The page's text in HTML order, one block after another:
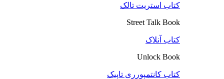
کتاب استریت تالک
Street Talk Book
کتاب آنلاک
Unlock Book
کتاب کانتمپورِری تاپیک